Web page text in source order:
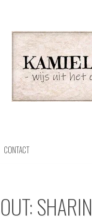
CONTACT